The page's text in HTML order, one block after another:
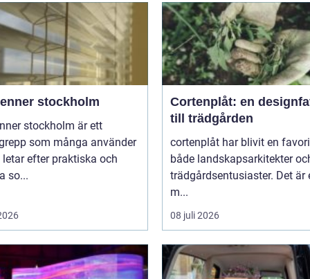
stockholm
stockholm är ett
som många använder
letar efter praktiska och
so...
Cortenplåt: en
till trädgården
cortenplåt har blivit en
både landskapsarkitekter
trädgårdsentusiaster. Det är
m...
08 juli 2026